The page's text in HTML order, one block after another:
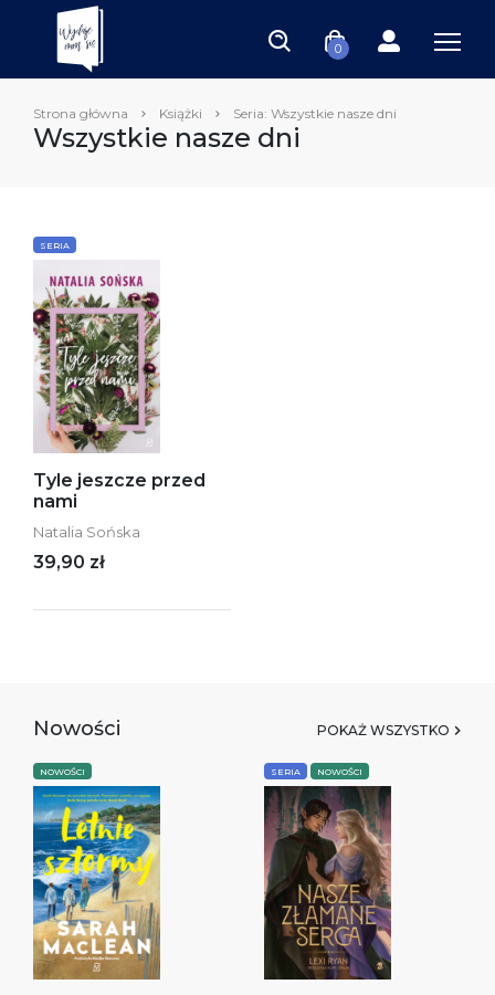
0
Strona główna Książki Seria: Wszystkie nasze dni
Wszystkie nasze dni
SERIA
Tyle jeszcze przed
nami
Natalia Sońska
39,90 zł
Nowości POKAŻ WSZYSTKO
NOWOŚCI SERIA NOWOŚCI